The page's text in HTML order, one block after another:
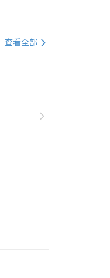
訂單，請聯
過AFTEE
，若有關於
先享後
home
務完成之
付款項請
查看全部